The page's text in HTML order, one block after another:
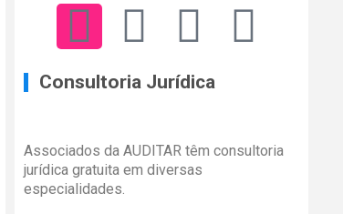
Consultoria Jurídica
Associados da AUDITAR têm consultoria
jurídica gratuita em diversas
especialidades.